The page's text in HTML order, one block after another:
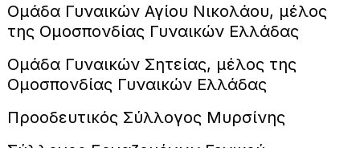
Ομάδα Γυναικών Αγίου Νικολάου, μέλος
της Ομοσπονδίας Γυναικών Ελλάδας
Ομάδα Γυναικών Σητείας, μέλος της
Ομοσπονδίας Γυναικών Ελλάδας
Προοδευτικός Σύλλογος Μυρσίνης